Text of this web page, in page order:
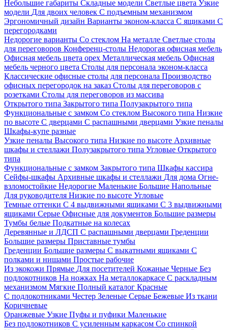
Небольшие габариты Складные модели Светлые цвета Узкие
модели Для двоих человек С подъемным механизмом
Эргономичный дизайн Варианты эконом-класса С ящиками С
перегородками
Недорогие варианты Со стеклом На металле Светлые столы
для переговоров Конференц-столы Недорогая офисная мебель
Офисная мебель цвета орех Металлическая мебель Офисная
мебель черного цвета Столы для персонала эконом-класса
Классические офисные столы для персонала Производство
офисных перегородок на заказ Столы для переговоров с
розетками Столы для переговоров из массива
Открытого типа Закрытого типа Полузакрытого типа
Функциональные с замком Со стеклом Высокого типа Низкие
по высоте С дверцами С распашными дверцами Узкие пеналы
Шкафы-купе разные
Узкие пеналы Высокого типа Низкие по высоте Архивные
шкафы и стеллажи Полузакрытого типа Угловые Открытого
типа
Функциональные с замком Закрытого типа Шкафы кассира
Сейфы-шкафы Архивные шкафы и стеллажи Для дома Огне-
взломостойкие Недорогие Маленькие Большие Напольные
Для руководителя Низкие по высоте Угловые
Темные оттенки С 4 выдвижными ящиками С 3 выдвижными
ящиками Серые Офисные для документов Большие размеры
Тумбы белые Подкатные на колесах
Деревянные и ЛДСП С распашными дверцами Греденции
Большие размеры Приставные тумбы
Греденции Большие размеры С выкатными ящиками С
полками и нишами Простые рабочие
Из экокожи Прямые Для посетителей Кожаные Черные Без
подлокотников На ножках На металлокаркасе С раскладным
механизмом Мягкие Полный каталог Красные
С подлокотниками Честер Зеленые Серые Бежевые Из ткани
Коричневые
Оранжевые Узкие Пуфы и пуфики Маленькие
Без подлокотников С усиленным каркасом Со спинкой